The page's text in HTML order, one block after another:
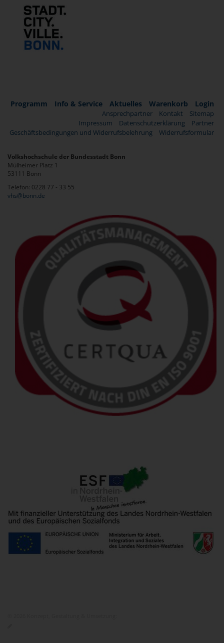
Programm Info & Service Aktuelles Warenkorb Login
Ansprechpartner Kontakt
Sitemap
Impressum
Datenschutzerklärung
Partner
Geschäftsbedingungen und Widerrufsbelehrung
Widerrufsformular
Volkshochschule der Bundesstadt Bonn
Mülheimer Platz 1
53111 Bonn
Telefon: 0228 77 - 33 55
vhs@bonn.de